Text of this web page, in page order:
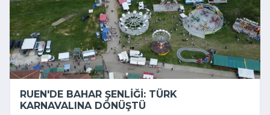
RUEN'DE BAHAR ŞENLIĞI: TÜRK
KARNAVALINA DÖNÜŞTÜ